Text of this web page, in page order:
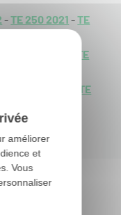
-TE 250 2021 -TE
TE
TE
améliorer
et
Vous